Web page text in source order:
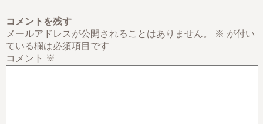
コメントを残す
メールアドレスが公開されることはありません。
※ が付い
ている欄は必須項目です
コメント ※